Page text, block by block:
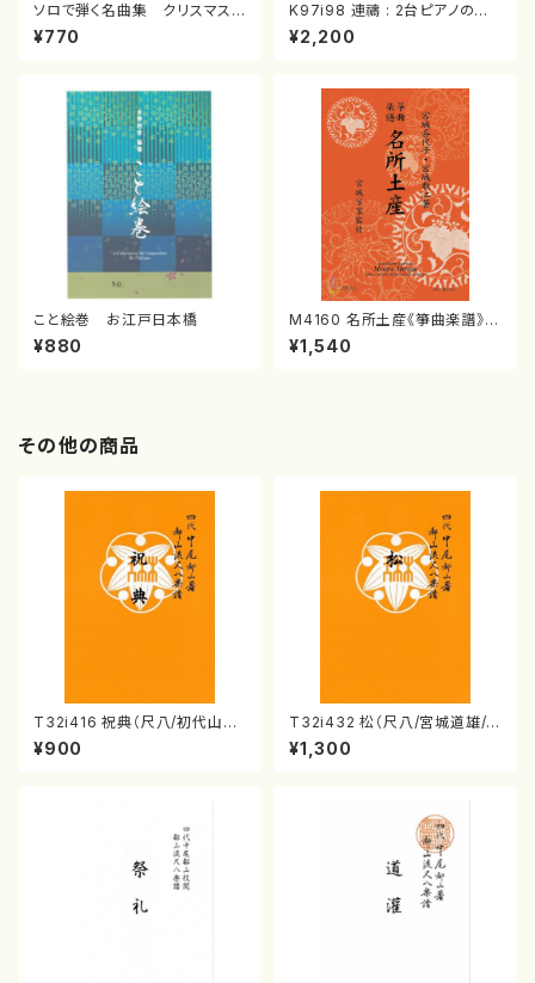
ソロで弾く名曲集 クリスマス・
イブ／恋人がサンタクロース(
箏独奏 /大平光美 編曲/楽
¥770
K97i98 連禱 : 2台ピアノのた
めの（2 Pianos / 菊池 幸夫 /
楽譜）
¥2,200
こと絵巻 お江戸日本橋
¥880
M4160 名所土産《箏曲楽譜》
（箏/宮城喜代子・宮城数江著・
宮城宗家監修/箏曲古典楽譜）
¥1,540
その他の商品
T32i416 祝典（尺八/初代山川
園松/楽譜）都山流公刊楽譜曲
番:2121
¥900
T32i432 松（尺八/宮城道雄/
楽譜）都山流公刊楽譜曲番:213
8
¥1,300